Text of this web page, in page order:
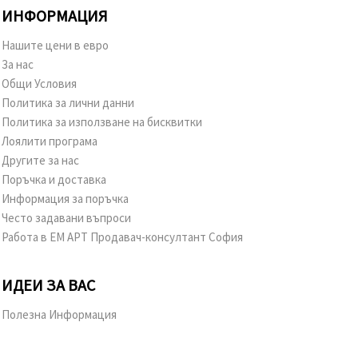
ИНФОРМАЦИЯ
Нашите цени в евро
За нас
Общи Условия
Политика за лични данни
Политика за използване на бисквитки
Лоялити програма
Другите за нас
Поръчка и доставка
Информация за поръчка
Често задавани въпроси
Работа в ЕМ АРТ Продавач-консултант София
ИДЕИ ЗА ВАС
Полезна Информация